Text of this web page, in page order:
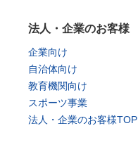
法人・企業のお客様
企業向け
自治体向け
教育機関向け
スポーツ事業
法人・企業のお客様TOP